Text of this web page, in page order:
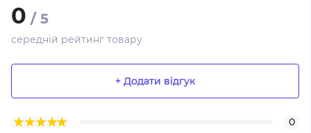
0 / 5
середній рейтинг товару
+ Додати відгук
0